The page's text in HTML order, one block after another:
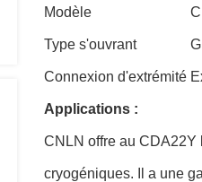
Modèle
Type s'ouvrant
Connexion d'extrémité
Applications :
CNLN offre au CDA22Y
cryogéniques. Il a une